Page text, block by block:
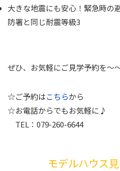
大きな地震にも安心！緊急時の
防署と同じ耐震等級3
ぜひ、お気軽にご見学予約を～
☆ご予約はこちらから
☆お電話からでもお気軽に♪
TEL：079-260-6644
モデルハウス